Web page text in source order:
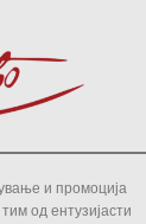
и промоција
од ентузијасти